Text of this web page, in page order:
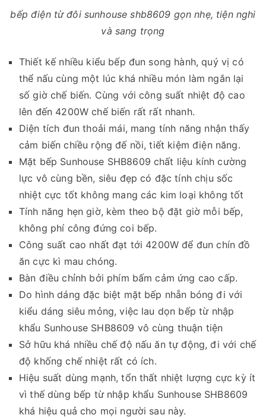
bếp điện từ đôi sunhouse shb8609 gọn nhẹ, tiện nghi
và sang trọng
Thiết kế nhiều kiểu bếp đun song hành, quý vị có
thể nấu cùng một lúc khá nhiều món làm ngắn lại
số giờ chế biến. Cùng với công suất nhiệt độ cao
lên đến 4200W chế biến rất rất nhanh.
Diện tích đun thoải mái, mang tính năng nhận thấy
cảm biến chiều rộng đế nồi, tiết kiệm điện năng.
Mặt bếp Sunhouse SHB8609 chất liệu kính cường
lực vô cùng bền, siêu đẹp có đặc tính chịu sốc
nhiệt cực tốt không mang các kim loại không tốt
Tính năng hẹn giờ, kèm theo bộ đặt giờ mỗi bếp,
không phí công đứng coi bếp.
Công suất cao nhất đạt tới 4200W để đun chín đồ
ăn cực kì mau chóng.
Bàn điều chỉnh bởi phím bấm cảm ứng cao cấp.
Do hình dáng đặc biệt mặt bếp nhẵn bóng đi với
kiểu dáng siêu mỏng, việc lau dọn bếp từ nhập
khẩu Sunhouse SHB8609 vô cùng thuận tiện
Sở hữu khá nhiều chế độ nấu ăn tự động, đi với chế
độ khống chế nhiệt rất có ích.
Hiệu suất dùng mạnh, tổn thất nhiệt lượng cực kỳ ít
vì thế dùng bếp từ nhập khẩu Sunhouse SHB8609
khá hiệu quả cho mọi người sau này.